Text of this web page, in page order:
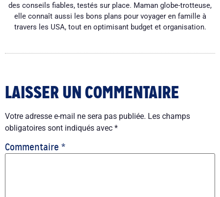
des conseils fiables, testés sur place. Maman globe-trotteuse,
elle connaît aussi les bons plans pour voyager en famille à
travers les USA, tout en optimisant budget et organisation.
LAISSER UN COMMENTAIRE
Votre adresse e-mail ne sera pas publiée. Les champs
obligatoires sont indiqués avec *
Commentaire *